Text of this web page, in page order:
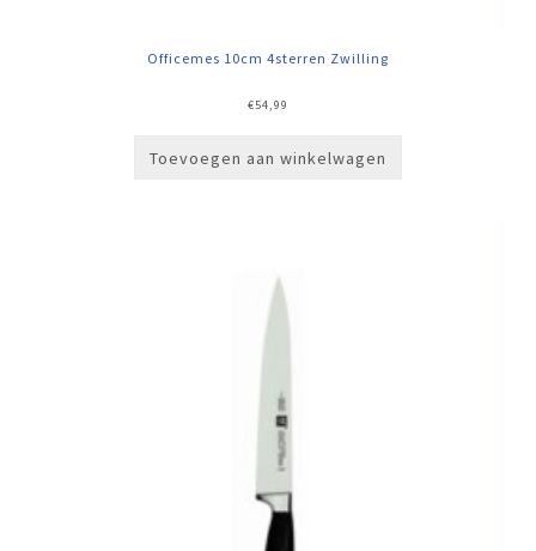
Officemes 10cm 4sterren Zwilling
€54,99
Toevoegen aan winkelwagen